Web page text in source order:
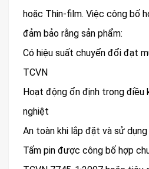
hoặc Thin-film. Việc công bố
đảm bảo rằng sản phẩm:
Có hiệu suất chuyển đổi đạt
TCVN
Hoạt động ổn định trong điều
nghiệt
An toàn khi lắp đặt và sử dụng
Tấm pin được công bố hợp